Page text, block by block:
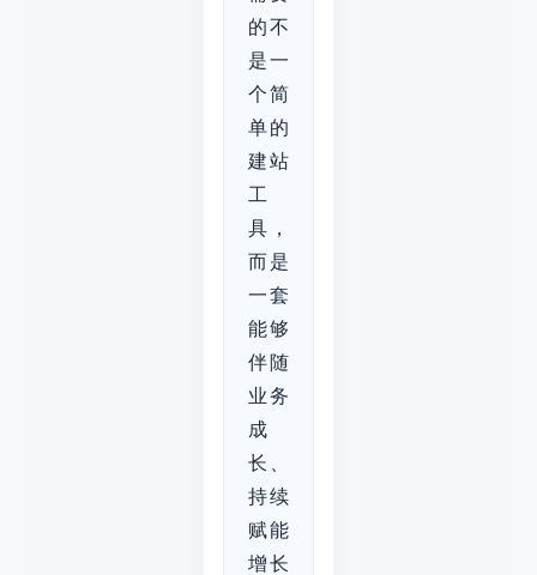
的不
是一
个简
单的
建站
工
具，
而是
一套
能够
伴随
业务
成
长、
持续
赋能
增长